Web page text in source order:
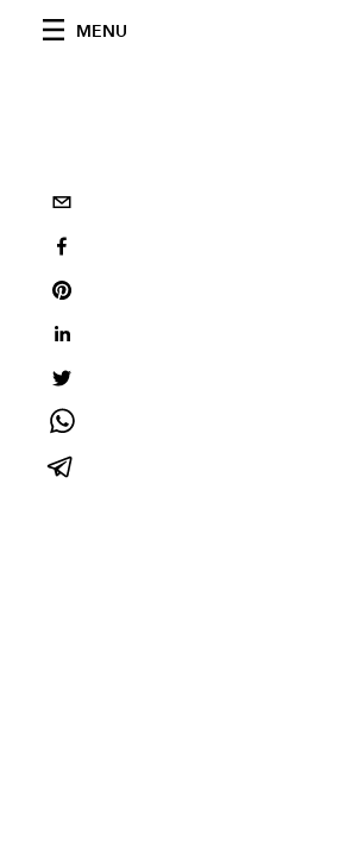
MENU